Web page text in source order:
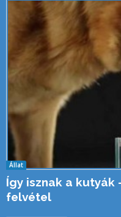
Állat
Így isznak a
felvétel